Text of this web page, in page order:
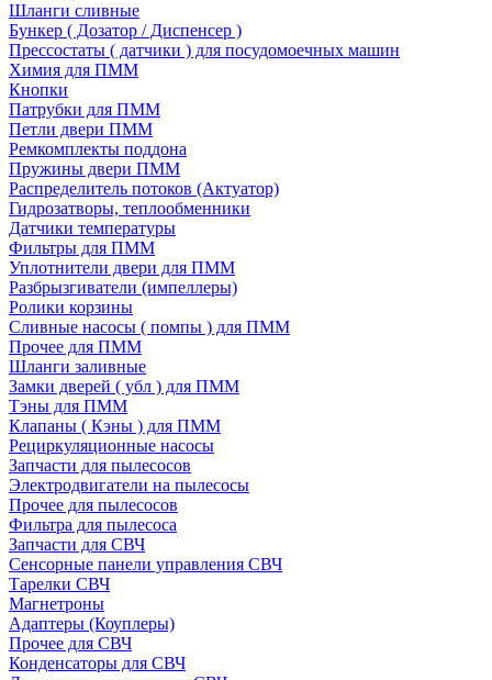
Шланги сливные
Бункер ( Дозатор / Диспенсер )
Прессостаты ( датчики ) для посудомоечных машин
Химия для ПММ
Кнопки
Патрубки для ПММ
Петли двери ПММ
Ремкомплекты поддона
Пружины двери ПММ
Распределитель потоков (Актуатор)
Гидрозатворы, теплообменники
Датчики температуры
Фильтры для ПММ
Уплотнители двери для ПММ
Разбрызгиватели (импеллеры)
Ролики корзины
Сливные насосы ( помпы ) для ПММ
Прочее для ПММ
Шланги заливные
Замки дверей ( убл ) для ПММ
Тэны для ПММ
Клапаны ( Кэны ) для ПММ
Рециркуляционные насосы
Запчасти для пылесосов
Электродвигатели на пылесосы
Прочее для пылесосов
Фильтра для пылесоса
Запчасти для СВЧ
Сенсорные панели управления СВЧ
Тарелки СВЧ
Магнетроны
Адаптеры (Коуплеры)
Прочее для СВЧ
Конденсаторы для СВЧ